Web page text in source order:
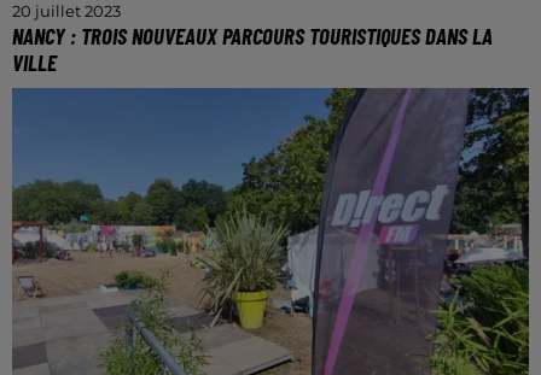
20 juillet 2023
NANCY : TROIS NOUVEAUX PARCOURS TOURISTIQUES DANS LA
VILLE
L’objectif est de découvrir la capitale des ducs de